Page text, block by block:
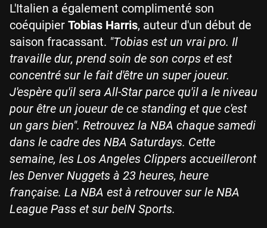
L'Italien a également complimenté son
coéquipier Tobias Harris, auteur d'un début de
saison fracassant. "Tobias est un vrai pro. Il
travaille dur, prend soin de son corps et est
concentré sur le fait d'être un super joueur.
J'espère qu'il sera All-Star parce qu'il a le niveau
pour être un joueur de ce standing et que c'est
un gars bien". Retrouvez la NBA chaque samedi
dans le cadre des NBA Saturdays. Cette
semaine, les Los Angeles Clippers accueilleront
les Denver Nuggets à 23 heures, heure
française. La NBA est à retrouver sur le NBA
League Pass et sur beIN Sports.